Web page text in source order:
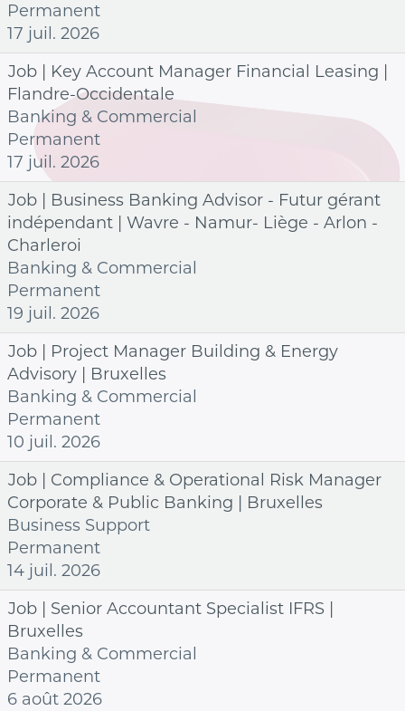
Permanent
17 juil. 2026
Job | Key Account Manager Financial Leasing |
Flandre-Occidentale
Banking & Commercial
Permanent
17 juil. 2026
Job | Business Banking Advisor - Futur gérant
indépendant | Wavre - Namur- Liège - Arlon -
Charleroi
Banking & Commercial
Permanent
19 juil. 2026
Job | Project Manager Building & Energy
Advisory | Bruxelles
Banking & Commercial
Permanent
10 juil. 2026
Job | Compliance & Operational Risk Manager
Corporate & Public Banking | Bruxelles
Business Support
Permanent
14 juil. 2026
Job | Senior Accountant Specialist IFRS |
Bruxelles
Banking & Commercial
Permanent
6 août 2026